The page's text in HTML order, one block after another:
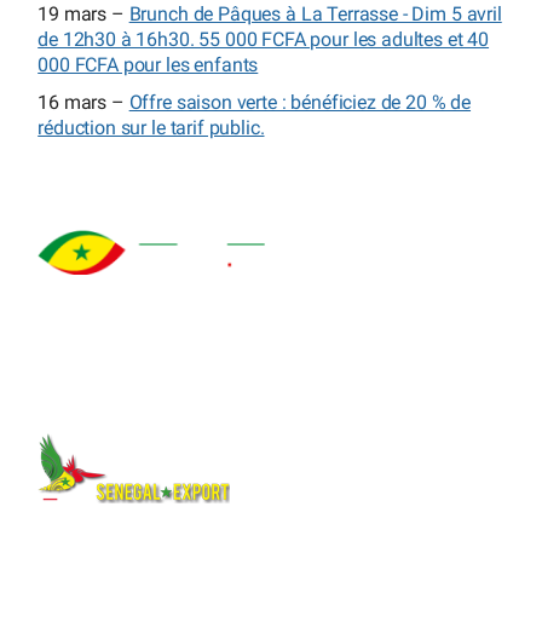
19 mars – Brunch de Pâques à La Terrasse - Dim 5 avril
de 12h30 à 16h30. 55 000 FCFA pour les adultes et 40
000 FCFA pour les enfants
16 mars – Offre saison verte : bénéficiez de 20 % de
réduction sur le tarif public.